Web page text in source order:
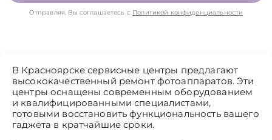
Отправляя, Вы соглашаетесь с Политикой конфиденциальности
В Красноярске сервисные центры предлагают
высококачественный ремонт фотоаппаратов. Эти
центры оснащены современным оборудованием
и квалифицированными специалистами,
готовыми восстановить функциональность вашего
гаджета в кратчайшие сроки.